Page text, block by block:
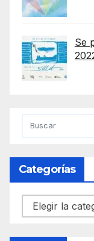
Se
Categorías
Categorías